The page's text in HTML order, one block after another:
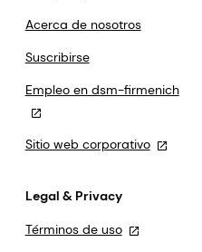
Acerca de nosotros
Suscribirse
Empleo en dsm-firmenich
Sitio web corporativo
Legal & Privacy
Términos de uso